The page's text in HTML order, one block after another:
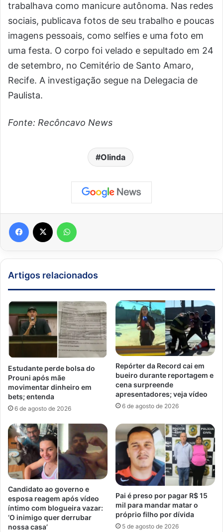
trabalhava como manicure autônoma. Nas redes
sociais, publicava fotos de seu trabalho e poucas
imagens pessoais, como selfies e uma foto em
uma festa. O corpo foi velado e sepultado em 24
de setembro, no Cemitério de Santo Amaro,
Recife. A investigação segue na Delegacia de
Paulista.
Fonte: Recôncavo News
Olinda
Facebook
Artigos relacionados
Estudante perde bolsa do
Prouni após mãe
movimentar dinheiro em
bets; entenda
6 de agosto de 2026
Repórter da Record cai em
bueiro durante reportagem e
cena surpreende
apresentadores; veja vídeo
6 de agosto de 2026
Candidato ao governo e
esposa reagem após vídeo
íntimo com blogueira vazar:
‘O inimigo quer derrubar
nossa casa’
Pai é preso por pagar R$ 15
mil para mandar matar o
próprio filho por dívida
5 de agosto de 2026